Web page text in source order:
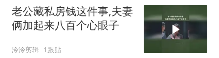
老公藏私房钱这件事,夫妻
俩加起来八百个心眼子
泠泠剪辑 1跟贴